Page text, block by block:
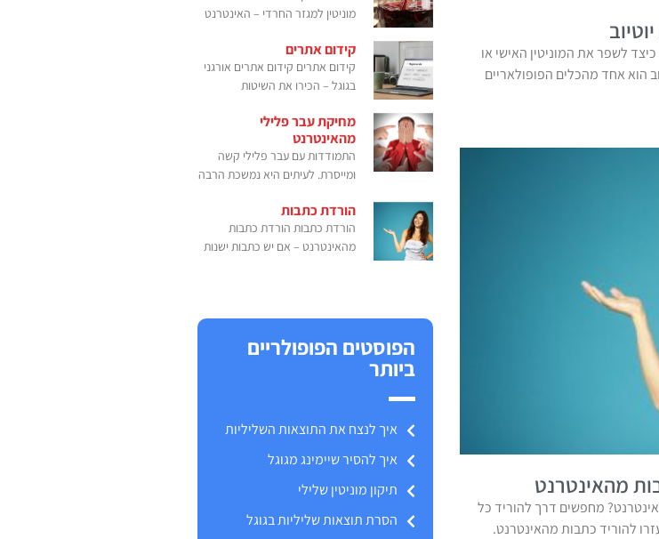
כיצד לשפר את המוניטין האישי או
הוא אחד מהכלים הפופולאריים
מהאינטרנט
מחפשים דרך להוריד כל
להוריד כתבות מהאינטרנט.
מוניטין למגזר החרדי – האינטרנט
קידום אתרים
קידום אתרים קידום אתרים אורגני
בגוגל – הכירו את השיטות
מחיקת עבר פלילי
מהאינטרנט
התמודדות עם עבר פלילי קשה
ומייסרת. לעיתים היא נמשכת הרבה
הורדת כתבות
הורדת כתבות הורדת כתבות
מהאינטרנט – אם יש כתבות ישנות
הפוסטים הפופולריים
ביותר
איך לנצח את התוצאות השליליות
איך להסיר שיימינג מגוגל
תיקון מוניטין שלילי
הסרת תוצאות שליליות בגוגל